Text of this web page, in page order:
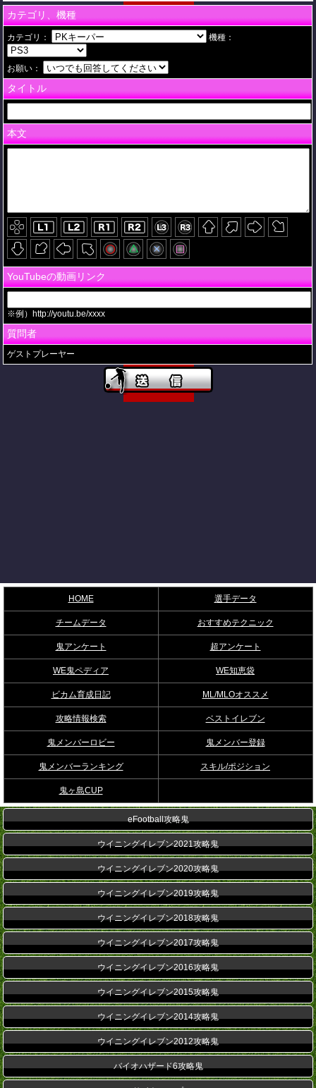
カテゴリ、機種
カテゴリ： 機種：
お願い：
タイトル
本文
YouTubeの動画リンク
※例）http://youtu.be/xxxx
質問者
ゲストプレーヤー
HOME 選手データ
チームデータ おすすめテクニック
鬼アンケート 超アンケート
WE鬼ペディア WE知恵袋
ビカム育成日記 ML/MLOオススメ
攻略情報検索 ベストイレブン
鬼メンバーロビー 鬼メンバー登録
鬼メンバーランキング スキル/ポジション
鬼ヶ島CUP
eFootball攻略鬼
ウイニングイレブン2021攻略鬼
ウイニングイレブン2020攻略鬼
ウイニングイレブン2019攻略鬼
ウイニングイレブン2018攻略鬼
ウイニングイレブン2017攻略鬼
ウイニングイレブン2016攻略鬼
ウイニングイレブン2015攻略鬼
ウイニングイレブン2014攻略鬼
ウイニングイレブン2012攻略鬼
バイオハザード6攻略鬼